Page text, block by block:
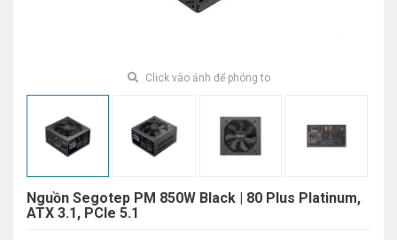
Click vào ảnh để phóng to
Nguồn Segotep PM 850W Black | 80 Plus Platinum,
ATX 3.1, PCIe 5.1